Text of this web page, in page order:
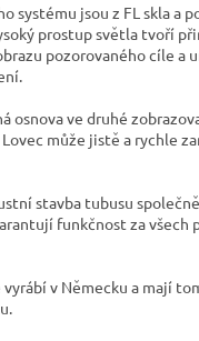
systému jsou z FL skla a
prostup světla tvoří
pozorovaného cíle a
osnova ve druhé
může jistě a rychle
stavba tubusu
funkčnost za všech
vyrábí v Německu a mají